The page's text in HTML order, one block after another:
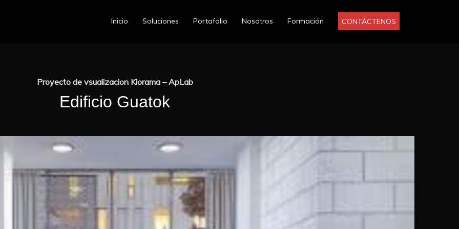
Inicio Soluciones Portafolio Nosotros Formación
Proyecto de vsualizacion Kiorama – ApLab
Edificio Guatok